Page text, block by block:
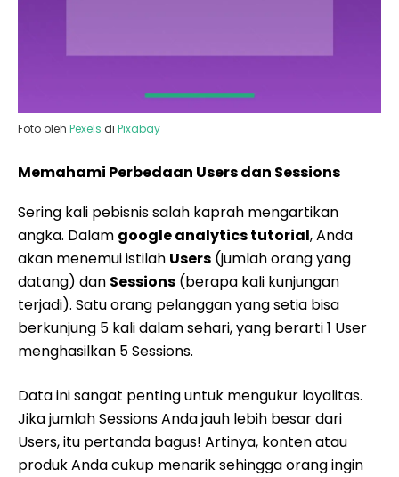
Foto oleh Pexels di Pixabay
Memahami Perbedaan Users dan Sessions
Sering kali pebisnis salah kaprah mengartikan
angka. Dalam google analytics tutorial, Anda
akan menemui istilah Users (jumlah orang yang
datang) dan Sessions (berapa kali kunjungan
terjadi). Satu orang pelanggan yang setia bisa
berkunjung 5 kali dalam sehari, yang berarti 1 User
menghasilkan 5 Sessions.
Data ini sangat penting untuk mengukur loyalitas.
Jika jumlah Sessions Anda jauh lebih besar dari
Users, itu pertanda bagus! Artinya, konten atau
produk Anda cukup menarik sehingga orang ingin